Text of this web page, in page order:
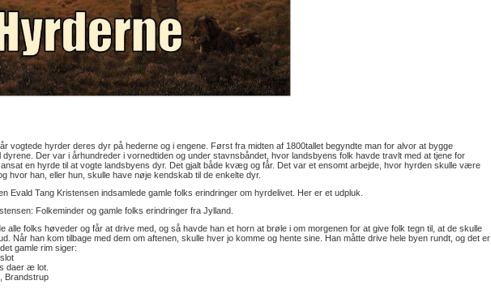
år vogtede hyrder deres dyr på hederne og i engene. Først fra midten af 1800tallet begyndte man for alvor at bygge
dyrene. Der var i århundreder i vornedtiden og under stavnsbåndet, hvor landsbyens folk havde travlt med at tjene for
en hyrde til at vogte landsbyens dyr. Det gjalt både kvæg og får. Det var et ensomt arbejde, hvor hyrden skulle være
hvor han, eller hun, skulle have nøje kendskab til de enkelte dyr.
Evald Tang Kristensen indsamlede gamle folks erindringer om hyrdelivet. Her er et udpluk.
Folkeminder og gamle folks erindringer fra Jylland.
alle folks høveder og får at drive med, og så havde han et horn at brøle i om morgenen for at give folk tegn til, at de skulle
Når han kom tilbage med dem om aftenen, skulle hver jo komme og hente sine. Han måtte drive hele byen rundt, og det er
gamle rim siger:
daer æ lot.
Brandstrup